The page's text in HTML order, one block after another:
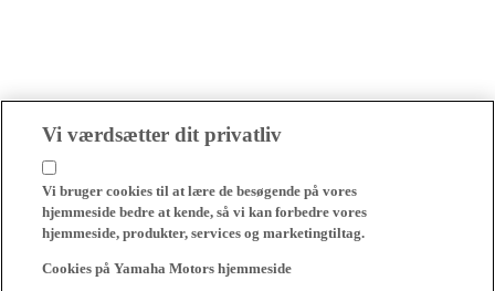
Vi værdsætter dit privatliv
Vi bruger cookies til at lære de besøgende på vores
hjemmeside bedre at kende, så vi kan forbedre vores
hjemmeside, produkter, services og marketingtiltag.
Cookies på Yamaha Motors hjemmeside